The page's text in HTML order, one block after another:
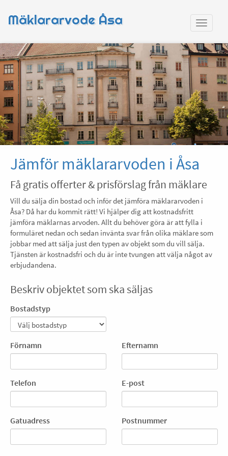
Mäklararvode Åsa
Jämför mäklararvoden i Åsa
Få gratis offerter & prisförslag från mäklare
Vill du sälja din bostad och inför det jämföra mäklararvoden i
Åsa? Då har du kommit rätt! Vi hjälper dig att kostnadsfritt
jämföra mäklarnas arvoden. Allt du behöver göra är att fylla i
formuläret nedan och sedan invänta svar från olika mäklare som
jobbar med att sälja just den typen av objekt som du vill sälja.
Tjänsten är kostnadsfri och du är inte tvungen att välja något av
erbjudandena.
Beskriv objektet som ska säljas
Bostadstyp
Förnamn Efternamn
Telefon E-post
Gatuadress Postnummer